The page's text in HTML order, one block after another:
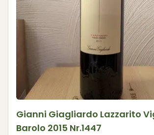
Gianni Giagliardo Lazzarito
Barolo 2015 Nr.1447